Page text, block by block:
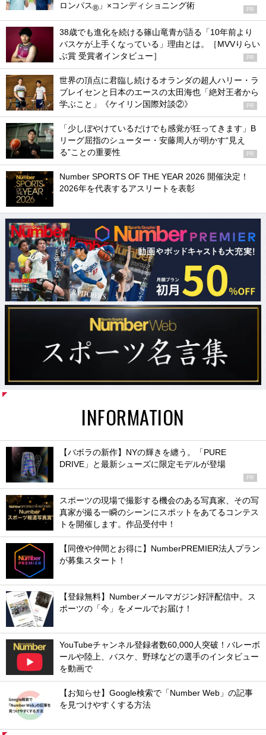
ロンパス® 」×コンディショニング術 PR
38歳でも進化を続ける篠山竜青が語る「10年前より
バスケが上手くなっている」理由とは。［MVVりらい
ぶ賞 受賞者インタビュー］
PR
世界の頂点に君臨し続けるオランダの超人ハリー・ラ
ブレイセンと日本のエースの太田海也「絶対王者から
学ぶこと」《ケイリン国際対談②》
PR
「少しぼやけているだけでも感覚が狂ってきます」B
リーグ屈指のシューター・安藤周人が明かす“見え
る”ことの重要性
PR
Number SPORTS OF THE YEAR 2026 開催決定！
2026年を代表するアスリートを表彰
INFORMATION
【バボラの新作】NYの輝きを纏う。「PURE
DRIVE」と最新シューズに限定モデルが登場
PR
スポーツの現場で撮影する機会のある写真家、その写
真家が撮る一瞬のシーンにスポットをあてるコンテス
トを開催します。作品受付中！
【同僚や仲間とお得に】NumberPREMIER法人プラン
が募集スタート！
【登録無料】Numberメールマガジン好評配信中。ス
ポーツの「今」をメールでお届け！
YouTubeチャンネル登録者数60,000人突破！バレーボ
ールや陸上、バスケ、野球などの選手のインタビュー
を動画で
【お知らせ】Google検索で「Number Web」の記事
を見つけやすくする方法